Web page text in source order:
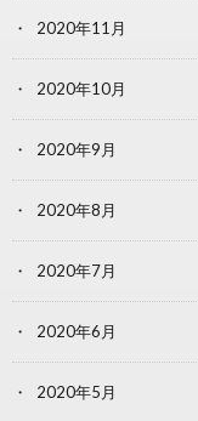
2020年11月
2020年10月
2020年9月
2020年8月
2020年7月
2020年6月
2020年5月